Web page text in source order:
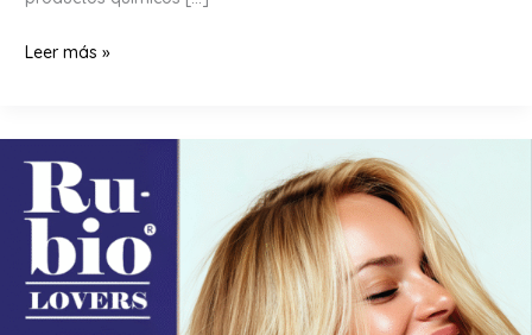
Transforma
con
el
poder
de
la
manzanilla
Leer más »